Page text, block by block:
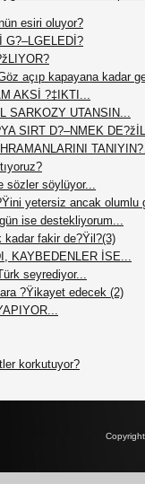
esiri oluyor?
açıp kapayana kadar
AKSİ ?‡IKTI...
SARKOZY UTANSIN...
SIRT D?–NMEK
sözler söylüyor...
yetersiz ancak olumlu
ise destekliyorum...
kadar fakir de?Ÿil?(3)
KAYBEDENLER İSE...
seyrediyor...
?Ÿikayet edecek (2)
korkutuyor?